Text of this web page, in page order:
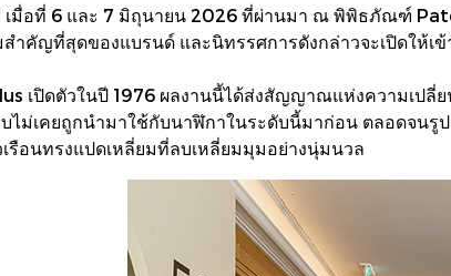
เมื่อที่ 6 และ 7 มิถุนายน 2026 ที่ผ่านมา ณ พิพิธภัณฑ์
ำคัญที่สุดของแบรนด์ และนิทรรศการดังกล่าวจะเปิดให้
เปิดตัวในปี 1976 ผลงานนี้ได้ส่งสัญญาณแห่งความเปลี่
ไม่เคยถูกนำมาใช้กับนาฬิกาในระดับนี้มาก่อน ตลอดจนรู
รือนทรงแปดเหลี่ยมที่ลบเหลี่ยมมุมอย่างนุ่มนวล